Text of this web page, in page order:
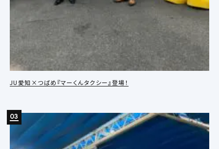
JU愛知×つばめ『マーくんタクシー』登場！
03